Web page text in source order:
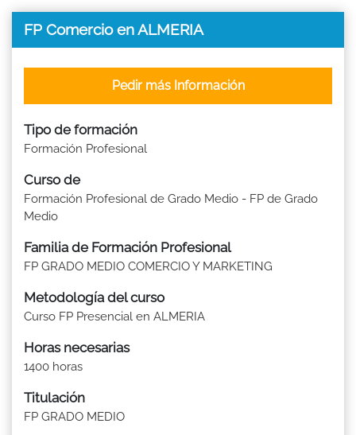
FP Comercio en ALMERIA
Tipo de formación
Formación Profesional
Curso de
Formación Profesional de Grado Medio - FP de Grado
Medio
Familia de Formación Profesional
FP GRADO MEDIO COMERCIO Y MARKETING
Metodología del curso
Curso FP Presencial en ALMERIA
Horas necesarias
1400 horas
Titulación
FP GRADO MEDIO
Pedir más Información